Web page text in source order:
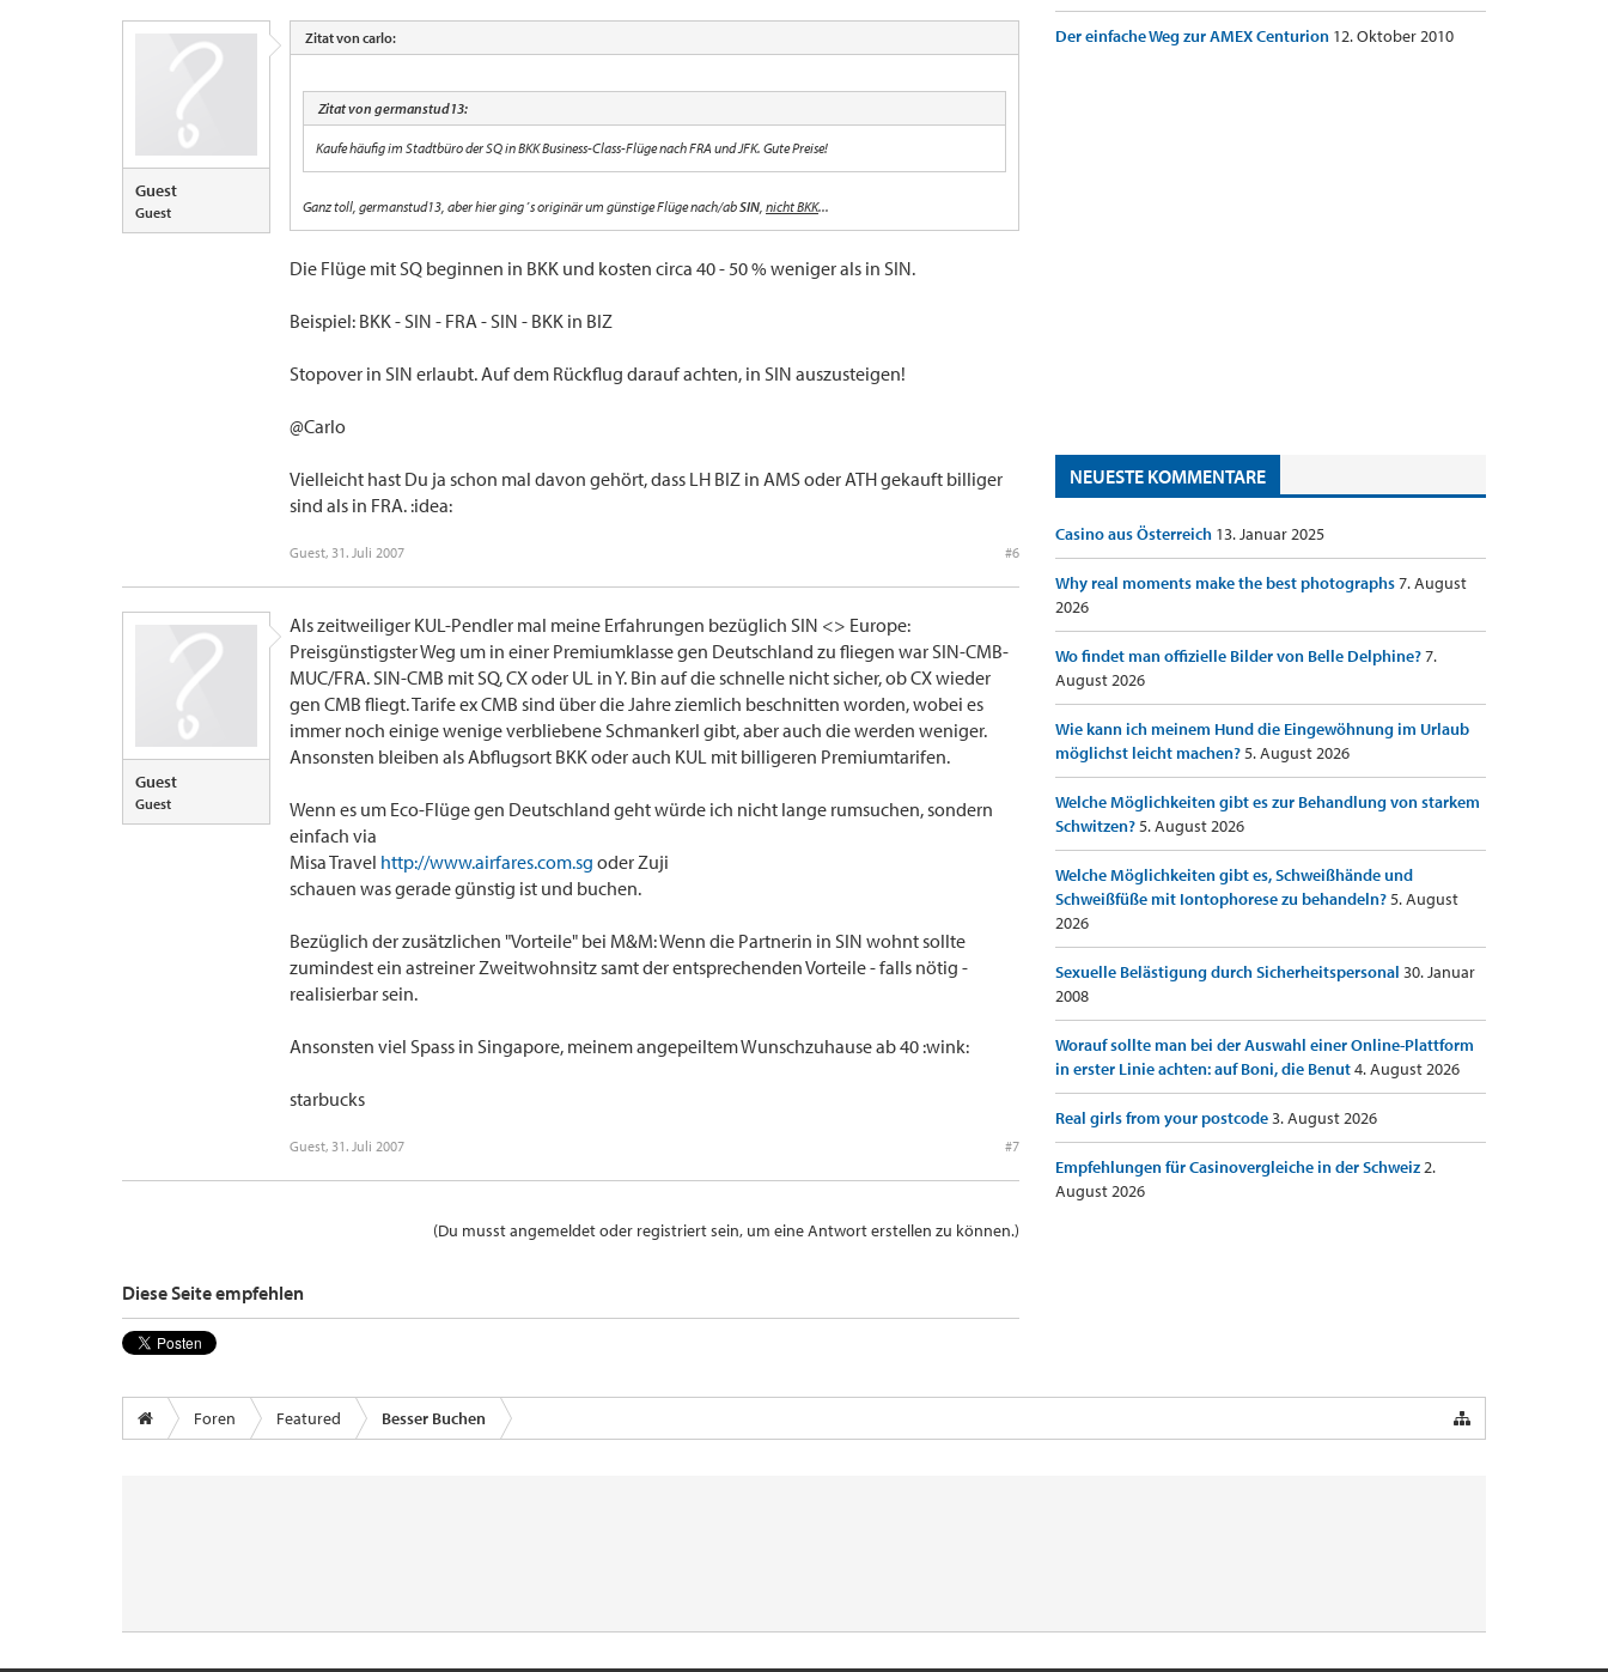
Guest
Guest
Zitat von carlo:
Zitat von germanstud13:
Kaufe häufig im Stadtbüro der SQ in BKK Business-Class-Flüge nach FRA und JFK. Gute Preise!
Ganz toll, germanstud13, aber hier ging´s originär um günstige Flüge nach/abSIN, nicht BKK...
Die Flüge mit SQ beginnen in BKK und kosten circa 40 - 50 % weniger als in SIN.
Beispiel: BKK - SIN - FRA - SIN - BKK in BIZ
Stopover in SIN erlaubt. Auf dem Rückflug darauf achten, in SIN auszusteigen!
@Carlo
Vielleicht hast Du ja schon mal davon gehört, dass LH BIZ in AMS oder ATH gekauft billiger
sind als in FRA. :idea:
Guest, 31. Juli 2007 #6
Guest
Guest
Als zeitweiliger KUL-Pendler mal meine Erfahrungen bezüglich SIN <> Europe:
Preisgünstigster Weg um in einer Premiumklasse gen Deutschland zu fliegen war SIN-CMB-
MUC/FRA. SIN-CMB mit SQ, CX oder UL in Y. Bin auf die schnelle nicht sicher, ob CX wieder
gen CMB fliegt. Tarife ex CMB sind über die Jahre ziemlich beschnitten worden, wobei es
immer noch einige wenige verbliebene Schmankerl gibt, aber auch die werden weniger.
Ansonsten bleiben als Abflugsort BKK oder auch KUL mit billigeren Premiumtarifen.
Wenn es um Eco-Flüge gen Deutschland geht würde ich nicht lange rumsuchen, sondern
einfach via
Misa Travel http://www.airfares.com.sg oder Zuji
schauen was gerade günstig ist und buchen.
Bezüglich der zusätzlichen "Vorteile" bei M&M: Wenn die Partnerin in SIN wohnt sollte
zumindest ein astreiner Zweitwohnsitz samt der entsprechenden Vorteile - falls nötig -
realisierbar sein.
Ansonsten viel Spass in Singapore, meinem angepeiltem Wunschzuhause ab 40 :wink:
starbucks
Guest, 31. Juli 2007 #7
(Du musst angemeldet oder registriert sein, um eine Antwort erstellen zu können.)
Diese Seite empfehlen
Der einfache Weg zur AMEX Centurion 12. Oktober 2010
NEUESTE KOMMENTARE
Casino aus Österreich 13. Januar 2025
Why real moments make the best photographs7. August
2026
Wo findet man offizielle Bilder von Belle Delphine?7.
August 2026
Wie kann ich meinem Hund die Eingewöhnung im Urlaub
möglichst leicht machen?5. August 2026
Welche Möglichkeiten gibt es zur Behandlung von starkem
Schwitzen?5. August 2026
Welche Möglichkeiten gibt es, Schweißhände und
Schweißfüße mit Iontophorese zu behandeln?5. August
2026
Sexuelle Belästigung durch Sicherheitspersonal 30. Januar
2008
Worauf sollte man bei der Auswahl einer Online-Plattform
in erster Linie achten: auf Boni, die Benut4. August 2026
Real girls from your postcode3. August 2026
Empfehlungen für Casinovergleiche in der Schweiz2.
August 2026
Foren Featured Besser Buchen